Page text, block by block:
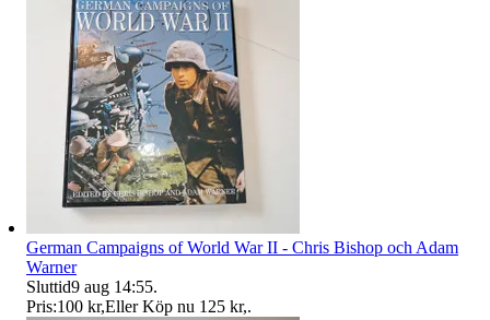
German Campaigns of World War II - Chris Bishop och Adam
Warner
Sluttid9 aug 14:55.
Pris:100 kr,Eller Köp nu 125 kr,.